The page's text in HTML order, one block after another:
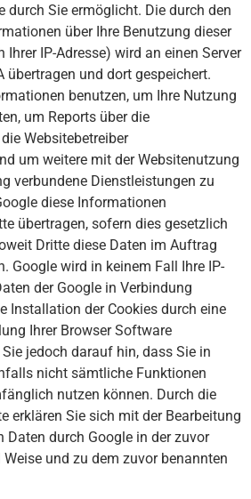
durch Sie ermöglicht. Die durch den
über Ihre Benutzung dieser
IP-Adresse) wird an einen Server
übertragen und dort gespeichert.
benutzen, um Ihre Nutzung
um Reports über die
Websitebetreiber
um weitere mit der Websitenutzung
verbundene Dienstleistungen zu
diese Informationen
übertragen, sofern dies gesetzlich
Dritte diese Daten im Auftrag
Google wird in keinem Fall Ihre IP-
der Google in Verbindung
Installation der Cookies durch eine
Ihrer Browser Software
jedoch darauf hin, dass Sie in
nicht sämtliche Funktionen
nutzen können. Durch die
erklären Sie sich mit der Bearbeitung
Daten durch Google in der zuvor
und zu dem zuvor benannten